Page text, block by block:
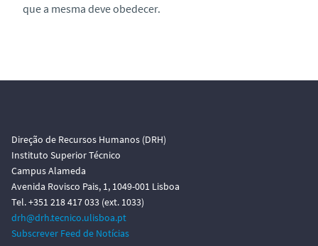
que a mesma deve obedecer.
Direção de Recursos Humanos (DRH)
Instituto Superior Técnico
Campus Alameda
Avenida Rovisco Pais, 1, 1049-001 Lisboa
Tel. +351 218 417 033 (ext. 1033)
drh@drh.tecnico.ulisboa.pt
Subscrever Feed de Notícias